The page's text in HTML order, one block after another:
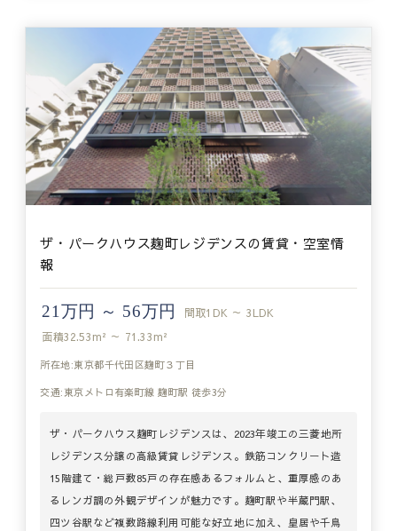
ザ・パークハウス麹町レジデンスの賃貸・空室情
報
21万円 ～ 56万円 間取1DK ～ 3LDK
面積32.53m² ～ 71.33m²
所在地:東京都千代田区麹町３丁目
交通:東京メトロ有楽町線 麹町駅 徒歩3分
ザ・パークハウス麹町レジデンスは、2023年竣工の三菱地所
レジデンス分譲の高級賃貸レジデンス。鉄筋コンクリート造
15階建て・総戸数85戸の存在感あるフォルムと、重厚感のあ
るレンガ調の外観デザインが魅力です。麹町駅や半蔵門駅、
四ツ谷駅など複数路線利用可能な好立地に加え、皇居や千鳥